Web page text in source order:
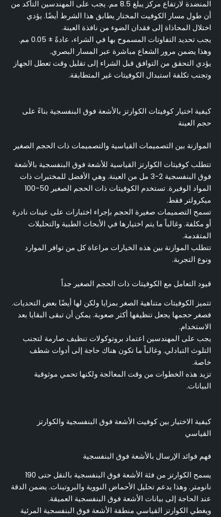
المنضدة لارتفاع مركز يبلغ 8.5 مم. يجب على المهندسين التأكد من
أن طول مسار الكوفيت المختار يطابق هذا الشرط أيضًا. يؤدي
اختلال المحاذاة إلى فقدان الضوء من نافذة العينة.
يجب تحديد التفاوتات المسموح بها في الشراء، عادةً ± 0.05 مم.
وهذا يضمن مرور الشعاع مباشرة عبر المسار البصري.
يؤدي التحقق من التوافق قبل الشراء إلى تقليل وقت تعطل الجهاز
وتجنب تكلفة استبدال الكوفيتات غير المتطابقة.
كيفية اختيار كوفيتات الكوارتز بالأشعة فوق البنفسجية بناءً على
حجم العينة
الموازنة بين التصميمات القياسية والتصميمات ذات الحجم الصغير
تتطلب كوفيتات الكوارتز القياسية للأشعة فوق البنفسجية بالأشعة
فوق البنفسجية 2-3 مل من العينة. وهي الأفضل للمختبرات ذات
المواد الوفيرة. تستخدم الكوفيتات ذات الحجم الصغير 50-100
ميكرولتر فقط.
تسمح التصميمات صغيرة الحجم بإجراء اختبارات على عينات نادرة
أو مكلفة. وغالباً ما يتم اختيارها في الأبحاث الطبية والتحليلات
المتقدمة.
تتطلب الموازنة بين هذه الخيارات مراعاة كل من توافر الموارد
ونوع التجربة.
قيود التعامل مع الكوفيتات ذات الحجم الصغير جداً
تتميز الكوفيتات متناهية الصغر بمزايا ولكن لها أيضًا بعض التحديات.
فصغر حجمها يجعل تنظيفها أكثر صعوبة. يمكن أن تبقى البقايا بعد
الاستخدام.
يجب على المهندسين اعتماد بروتوكولات تنظيف صارمة لتجنب
التلوث التبادلي. وغالباً ما تكون هناك حاجة إلى أدوات شطف
خاصة.
تزيد هذه الخطوات من وقت المعالجة ولكنها تحمي موثوقية
البيانات.
كيفية الاختيار بين كوفيت الأشعة فوق البنفسجية والكوارتز
القياسي
فهم فوائد الإرسال بالأشعة فوق البنفسجية
يسمح الكوارتز من فئة الأشعة فوق البنفسجية بالنقل حتى 190
نانومتر. وهذا يدعم تحليل الأحماض النووية والبروتينات. يضمن الدقة
عند الحاجة إلى بيانات الأشعة فوق البنفسجية العميقة.
ويغطي الكوارتز القياسي منطقة الأشعة فوق البنفسجية المرئية